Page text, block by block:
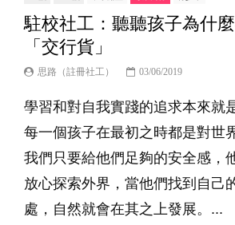
駐校社工：聽聽孩子為什
「交行貨」
思路（註冊社工） 03/06/2019
學習和對自我實踐的追求本來就
每一個孩子在最初之時都是對世
我們只要給他們足夠的安全感，
放心探索外界，當他們找到自己
處，自然就會在其之上發展。...